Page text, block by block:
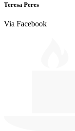
Teresa Peres
Via Facebook